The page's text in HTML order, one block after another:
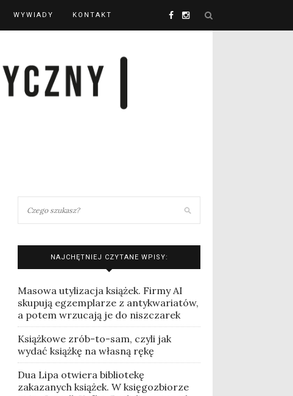
WYWIADY KONTAKT
NAJCHĘTNIEJ CZYTANE WPISY:
Masowa utylizacja książek. Firmy AI
skupują egzemplarze z antykwariatów,
a potem wrzucają je do niszczarek
Książkowe zrób-to-sam, czyli jak
wydać książkę na własną rękę
Dua Lipa otwiera bibliotekę
zakazanych książek. W księgozbiorze